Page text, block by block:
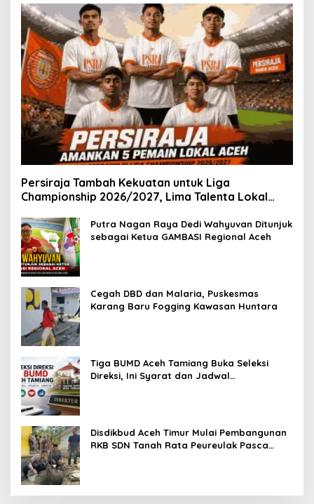
Persiraja Tambah Kekuatan untuk Liga
Championship 2026/2027, Lima Talenta Lokal
Putra Nagan Raya Dedi Wahyuvan Ditunjuk
sebagai Ketua GAMBASI Regional Aceh
Cegah DBD dan Malaria, Puskesmas
Karang Baru Fogging Kawasan Huntara
Tiga BUMD Aceh Tamiang Buka Seleksi
Direksi, Ini Syarat dan Jadwal
Disdikbud Aceh Timur Mulai Pembangunan
RKB SDN Tanah Rata Peureulak Pasca